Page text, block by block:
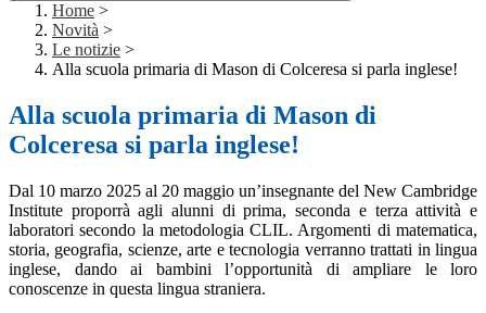
Home >
Novità >
Le notizie >
Alla scuola primaria di Mason di Colceresa si parla inglese!
Alla scuola primaria di Mason di
Colceresa si parla inglese!
Dal 10 marzo 2025 al 20 maggio un’insegnante del New Cambridge
Institute proporrà agli alunni di prima, seconda e terza attività e
laboratori secondo la metodologia CLIL. Argomenti di matematica,
storia, geografia, scienze, arte e tecnologia verranno trattati in lingua
inglese, dando ai bambini l’opportunità di ampliare le loro
conoscenze in questa lingua straniera.